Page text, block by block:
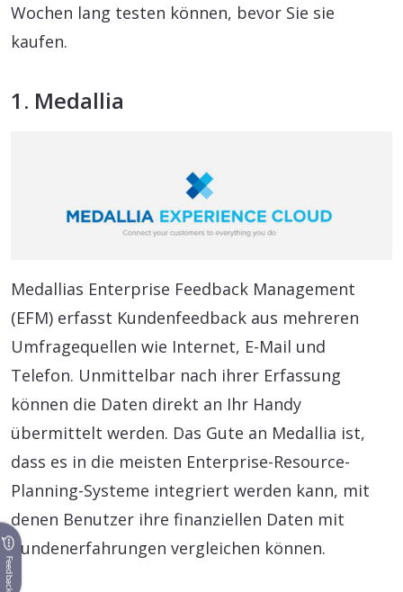
Wochen lang testen können, bevor Sie sie
kaufen.
1. Medallia
Medallias Enterprise Feedback Management
(EFM) erfasst Kundenfeedback aus mehreren
Umfragequellen wie Internet, E-Mail und
Telefon. Unmittelbar nach ihrer Erfassung
können die Daten direkt an Ihr Handy
übermittelt werden. Das Gute an Medallia ist,
dass es in die meisten Enterprise-Resource-
Planning-Systeme integriert werden kann, mit
denen Benutzer ihre finanziellen Daten mit
Kundenerfahrungen vergleichen können.
Feedback